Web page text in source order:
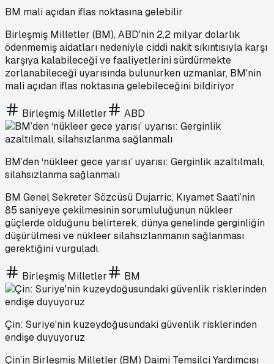
BM mali açıdan iflas noktasına gelebilir
Birleşmiş Milletler (BM), ABD'nin 2,2 milyar dolarlık
ödenmemiş aidatları nedeniyle ciddi nakit sıkıntısıyla karşı
karşıya kalabileceği ve faaliyetlerini sürdürmekte
zorlanabileceği uyarısında bulunurken uzmanlar, BM'nin
mali açıdan iflas noktasına gelebileceğini bildiriyor
Birleşmiş Milletler ABD
BM’den ‘nükleer gece yarısı’ uyarısı: Gerginlik azaltılmalı,
silahsızlanma sağlanmalı
BM Genel Sekreter Sözcüsü Dujarric, Kıyamet Saati’nin
85 saniyeye çekilmesinin sorumluluğunun nükleer
güçlerde olduğunu belirterek, dünya genelinde gerginliğin
düşürülmesi ve nükleer silahsızlanmanın sağlanması
gerektiğini vurguladı.
Birleşmiş Milletler BM
Çin: Suriye'nin kuzeydoğusundaki güvenlik risklerinden
endişe duyuyoruz
Çin’in Birleşmiş Milletler (BM) Daimi Temsilci Yardımcısı